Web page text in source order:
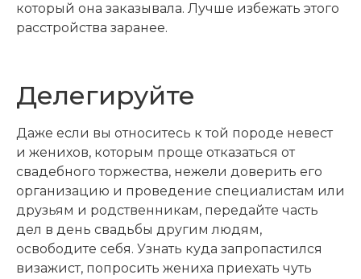
который она заказывала. Лучше избежать этого
расстройства заранее.
Делегируйте
Даже если вы относитесь к той породе невест
и женихов, которым проще отказаться от
свадебного торжества, нежели доверить его
организацию и проведение специалистам или
друзьям и родственникам, передайте часть
дел в день свадьбы другим людям,
освободите себя. Узнать куда запропастился
визажист, попросить жениха приехать чуть